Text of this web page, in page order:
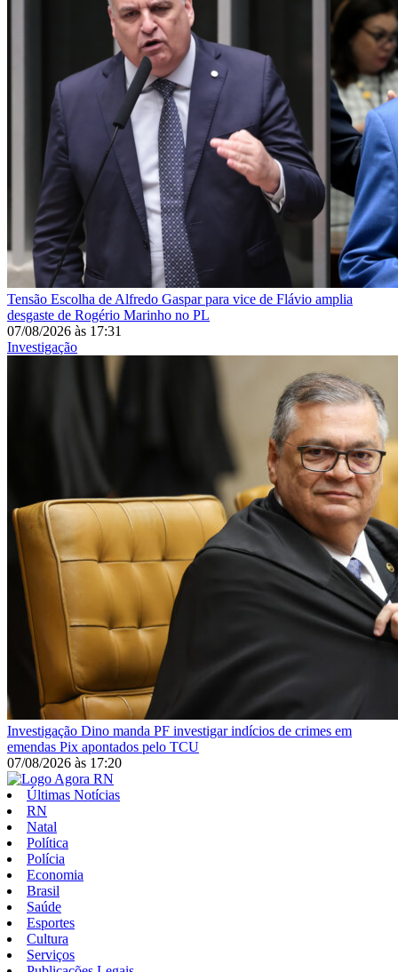
Tensão Escolha de Alfredo Gaspar para vice de Flávio amplia
desgaste de Rogério Marinho no PL
07/08/2026 às 17:31
Investigação
Investigação Dino manda PF investigar indícios de crimes em
emendas Pix apontados pelo TCU
07/08/2026 às 17:20
Últimas Notícias
RN
Natal
Política
Polícia
Economia
Brasil
Saúde
Esportes
Cultura
Serviços